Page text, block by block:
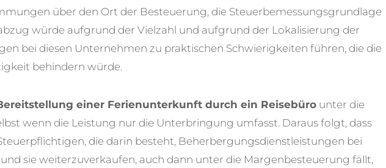
über den Ort der Besteuerung, die Steuerbemessungsgrundlage
würde aufgrund der Vielzahl und aufgrund der Lokalisierung der
bei diesen Unternehmen zu praktischen Schwierigkeiten führen, die die
behindern würde.
einer Ferienunterkunft durch ein Reisebüro unter die
wenn die Leistung nur die Unterbringung umfasst. Daraus folgt, dass
die darin besteht, Beherbergungsdienstleistungen bei
sie weiterzuverkaufen, auch dann unter die Margenbesteuerung fällt,